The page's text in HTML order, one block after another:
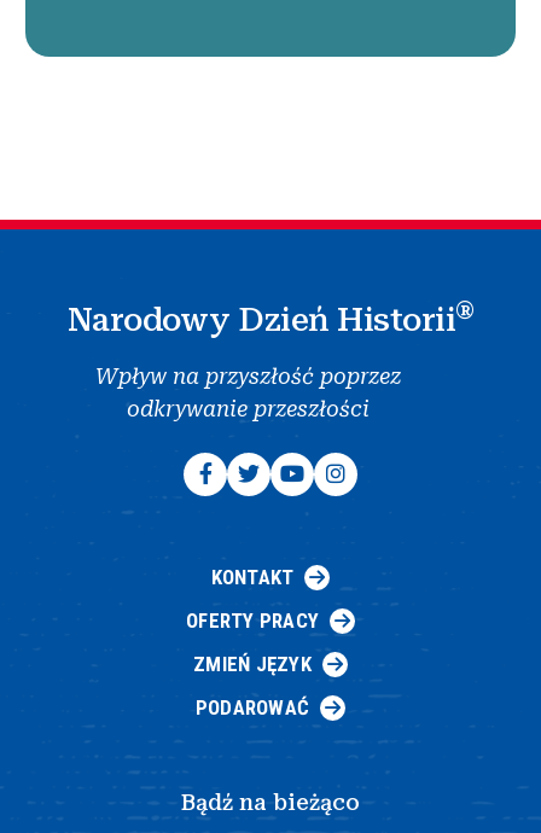
Narodowy Dzień Historii®
Wpływ na przyszłość poprzez
odkrywanie przeszłości
KONTAKT
OFERTY PRACY
ZMIEŃ JĘZYK
PODAROWAĆ
Bądź na bieżąco